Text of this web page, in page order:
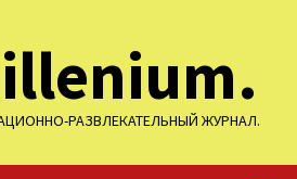
РАЗВЛЕКАТЕЛЬНЫЙ ЖУРНАЛ.